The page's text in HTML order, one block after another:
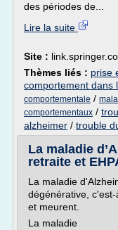
des périodes de...
Lire la suite
Site :
Thèmes liés : prise
comportement dans
comportementale /
comportementaux /
alzheimer / trouble
La maladie
retraite et
La maladie
dégénérative,
et meurent.
La maladie